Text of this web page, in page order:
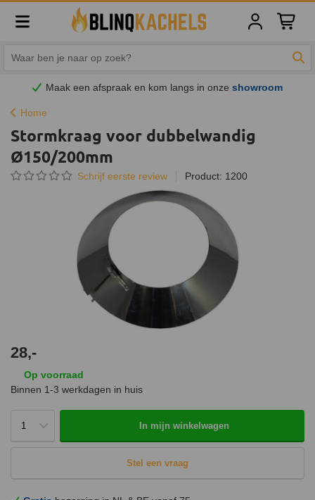
Maak een afspraak en kom langs in onzeshowroom
Home
Stormkraag voor dubbelwandig
Ø150/200mm
Schrijf eerste review Product: 1200
28,-
Op voorraad
Binnen 1-3 werkdagen in huis
In mijn winkelwagen
Stel een vraag